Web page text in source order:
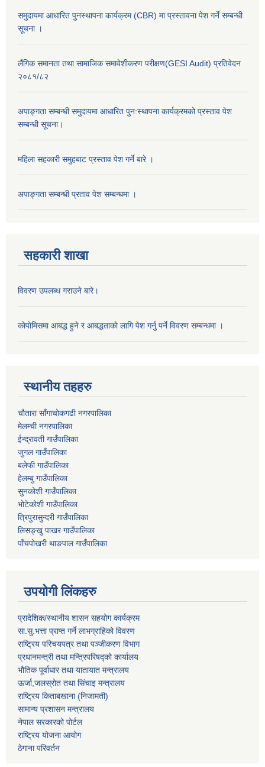
समुदायमा आधारित पुनस्थापना कार्यक्रम (CBR) मा प्रस्तावना पेश गर्ने सम्बन्धी
सूचना ।
लैंगिक समानता तथा सामाजिक समावेशीकरण परीक्षण(GESI Audit) प्रतिवेदन
२०८१/८२
अपाङ्गता सम्बन्धी समुदायमा आधारित पुन:स्थापना कार्यक्रमको प्रस्ताव पेश
सम्बन्धी सूचना।
महिला सहकारी समुहबाट प्रस्ताव पेश गर्ने बारे ।
अपाङ्गता सम्बन्धी प्रताव पेश सम्बन्धमा ।
सहकारी शाखा
विवरण उपलब्ध गराउने बारे।
काेपाेमिसमा आबद्ध हुने र आबद्धताकाे लागि पेश गर्नु पर्ने विवरण सम्बन्धमा ।
स्थानीय तहहरु
चौतारा साँगाचोकगढी नगरपालिका
मेलम्ची नगरपालिका
ईन्द्रावती गाउँपालिका
जुगल गाउँपालिका
बलेफी गाउँपालिका
हेलम्बु गाउँपालिका
सुनकोशी गाउँपालिका
भोटेकोशी गाउँपालिका
त्रिपुरासुन्दरी गाउँपालिका
लिसङ्खु पाखर गाउँपालिका
पाँचपोखरी थाङपाल गाउँपालिका
उपयोगी लिंकहरु
प्रादेशिक/स्थानीय शासन सहयोग कार्यक्रम
सा.सु.भत्ता प्राप्त गर्ने लाभग्राहिको विवरण
राष्ट्रिय परिचयपत्र तथा पञ्‍जीकरण विभाग
प्रधानमन्त्री तथा मन्त्रिपरिषद्को कार्यालय
भौतिक पूर्वाधार तथा यातायात मन्त्रालय
ऊर्जा,जलस्रोत तथा सिंचाइ मन्त्रालय
राष्ट्रिय किताबखाना (निजामती)
सामान्य प्रशासन मन्त्रालय
नेपाल सरकारको पोर्टल
राष्ट्रिय योजना आयोग
ठेगाना परिवर्तन